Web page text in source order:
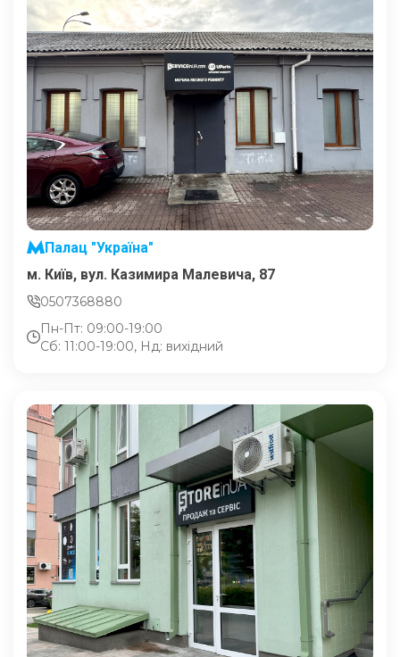
Палац "Україна"
м. Київ, вул. Казимира Малевича, 87
0507368880
Пн-Пт: 09:00-19:00
Сб: 11:00-19:00, Нд: вихідний